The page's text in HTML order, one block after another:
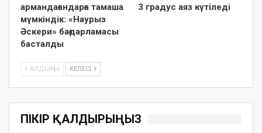
армандағандарға тамаша
мүмкіндік: «Наурыз
Әскери» бағдарламасы
басталды
3 градус аяз күтіледі
АЛДЫҢҒЫ КЕЛЕСІ
ПІКІР ҚАЛДЫРЫҢЫЗ